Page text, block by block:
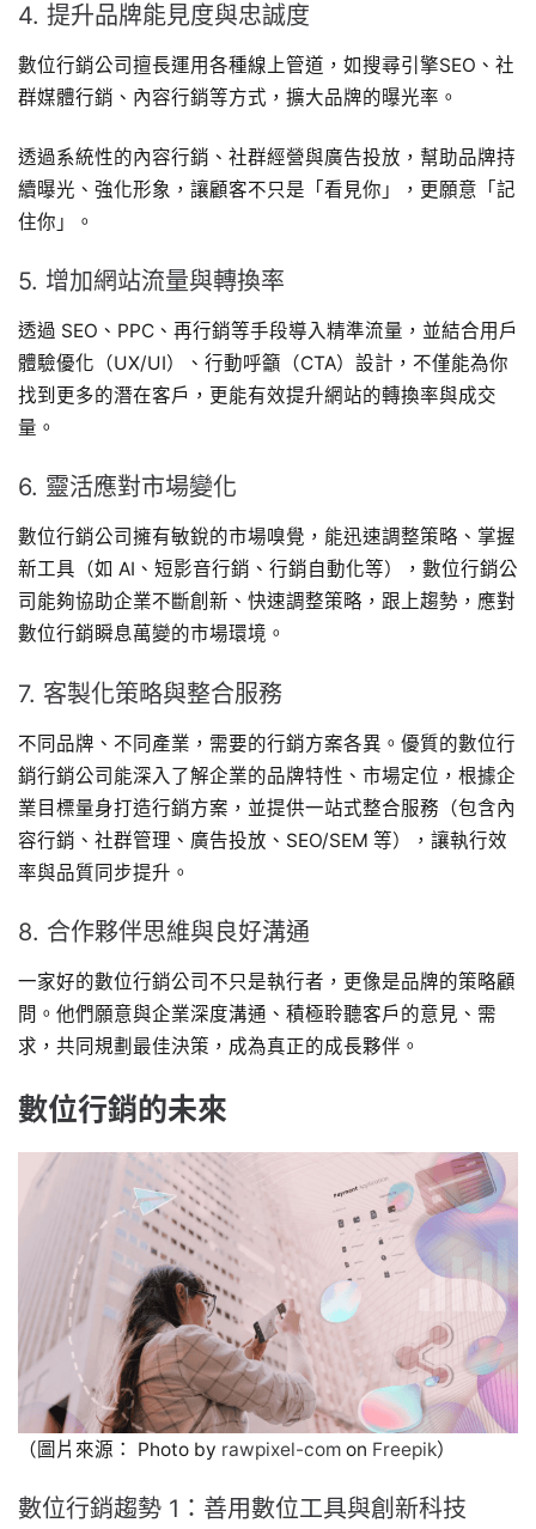
4. 提升品牌能見度與忠誠度
數位行銷公司擅長運用各種線上管道，如搜尋引擎SEO、社
群媒體行銷、內容行銷等方式，擴大品牌的曝光率。
透過系統性的內容行銷、社群經營與廣告投放，幫助品牌持
續曝光、強化形象，讓顧客不只是「看見你」，更願意「記
住你」。
5. 增加網站流量與轉換率
透過 SEO、PPC、再行銷等手段導入精準流量，並結合用戶
體驗優化（UX/UI）、行動呼籲（CTA）設計，不僅能為你
找到更多的潛在客戶，更能有效提升網站的轉換率與成交
量。
6. 靈活應對市場變化
數位行銷公司擁有敏銳的市場嗅覺，能迅速調整策略、掌握
新工具（如 AI、短影音行銷、行銷自動化等），數位行銷公
司能夠協助企業不斷創新、快速調整策略，跟上趨勢，應對
數位行銷瞬息萬變的市場環境。
7. 客製化策略與整合服務
不同品牌、不同產業，需要的行銷方案各異。優質的數位行
銷行銷公司能深入了解企業的品牌特性、市場定位，根據企
業目標量身打造行銷方案，並提供一站式整合服務（包含內
容行銷、社群管理、廣告投放、SEO/SEM 等），讓執行效
率與品質同步提升。
8. 合作夥伴思維與良好溝通
一家好的數位行銷公司不只是執行者，更像是品牌的策略顧
問。他們願意與企業深度溝通、積極聆聽客戶的意見、需
求，共同規劃最佳決策，成為真正的成長夥伴。
數位行銷的未來
（圖片來源： Photo by rawpixel-com on Freepik）
數位行銷趨勢 1：善用數位工具與創新科技